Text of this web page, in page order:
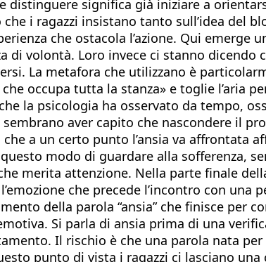
distinguere significa già iniziare a
i ragazzi insistano tanto sull’idea del
che ostacola l’azione. Qui
di volontà. Loro invece ci stanno
La metafora che utilizzano è
occupa tutta la stanza» e toglie l’aria
la psicologia ha osservato da tempo,
aver capito che nascondere il
a un certo punto l’ansia va affrontata
modo di guardare alla sofferenza,
merita attenzione. Nella parte finale
che precede l’incontro con una
della parola “ansia” che finisce per
Si parla di ansia prima di una
Il rischio è che una parola nata
punto di vista i ragazzi ci lasciano